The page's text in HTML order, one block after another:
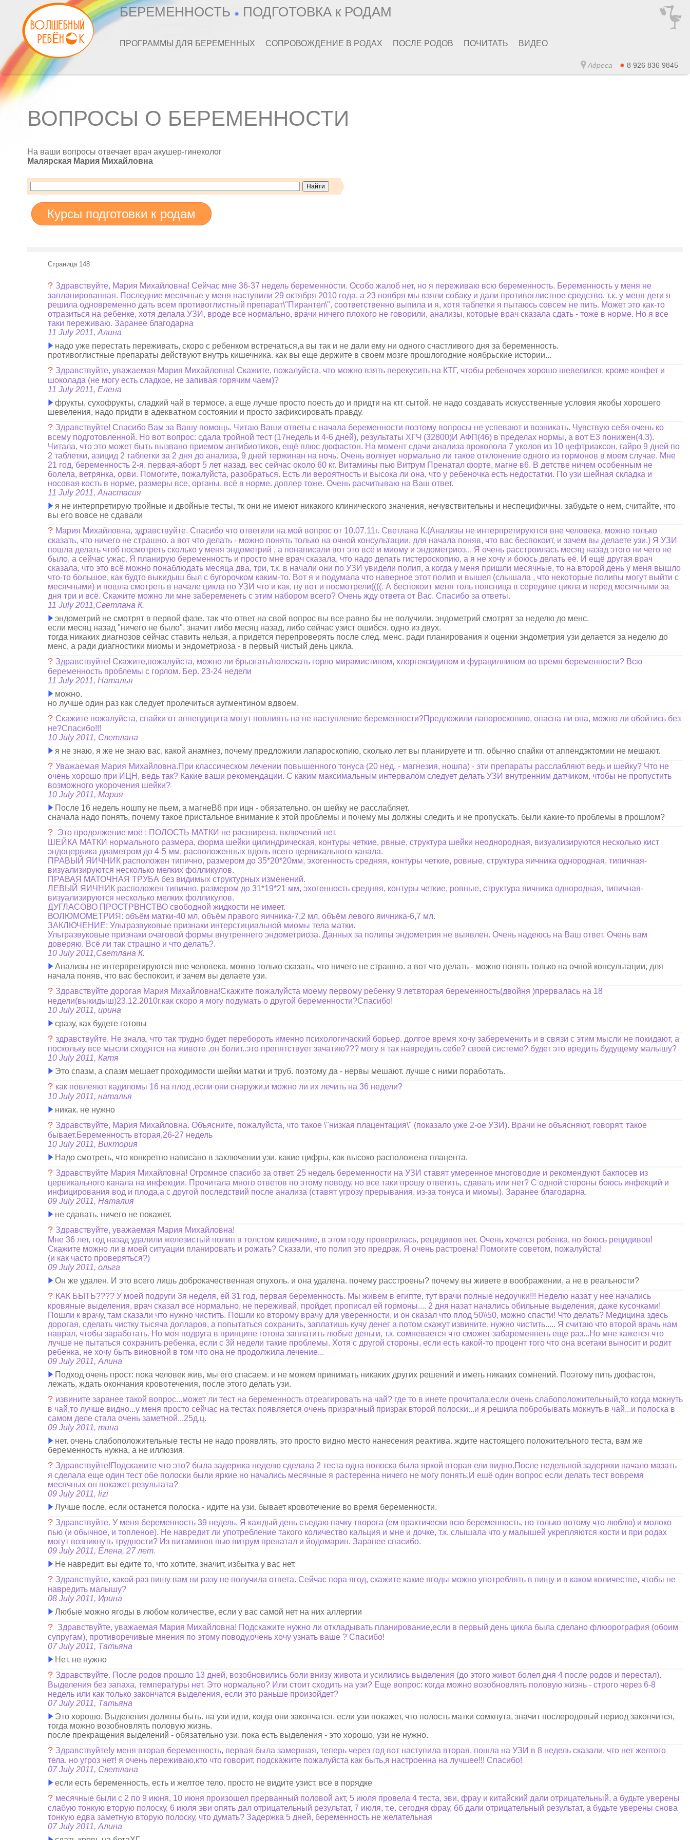
БЕРЕМЕННОСТЬ ПОДГОТОВКА к РОДАМ
ПРОГРАММЫ ДЛЯ БЕРЕМЕННЫХ СОПРОВОЖДЕНИЕ В РОДАХ ПОСЛЕ РОДОВ ПОЧИТАТЬ ВИДЕО
Адреса 8 926 836 9845
ВОПРОСЫ О БЕРЕМЕННОСТИ
На ваши вопросы отвечает врач акушер-гинеколог
Малярская Мария Михайловна
Курсы подготовки к родам
Страница 148
? Здравствуйте, Мария Михайловна! Сейчас мне 36-37 недель беременности. Особо жалоб нет, но я переживаю всю беременность. Беременность у меня не
запланированная. Последние месячные у меня наступили 29 октября 2010 года, а 23 ноября мы взяли собаку и дали противоглистное средство, т.к. у меня дети я
решила одновременно дать всем противоглистный препарат\"Пирантел\", соответственно выпила и я, хотя таблетки я пытаюсь совсем не пить. Может это как-то
отразиться на ребенке, хотя делала УЗИ, вроде все нормально, врачи ничего плохого не говорили, анализы, которые врач сказала сдать - тоже в норме. Но я все
таки переживаю. Заранее благодарна
11 July 2011, Алина
надо уже перестать переживать, скоро с ребенком встречаться,а вы так и не дали ему ни одного счастливого дня за беременность.
противоглистные препараты действуют внутрь кишечника. как вы еще держите в своем мозге прошлогодние ноябрьские истории...
? Здравствуйте, уважаемая Мария Михайловна! Скажите, пожалуйста, что можно взять перекусить на КТГ, чтобы ребеночек хорошо шевелился, кроме конфет и
шоколада (не могу есть сладкое, не запивая горячим чаем)?
11 July 2011, Елена
фрукты, сухофрукты, сладкий чай в термосе. а еще лучше просто поесть до и придти на ктг сытой. не надо создавать искусственные условия якобы хорошего
шевеления, надо придти в адекватном состоянии и просто зафиксировать правду.
? Здравствуйте! Спасибо Вам за Вашу помощь. Читаю Ваши ответы с начала беременности поэтому вопросы не успевают и возникать. Чувствую себя очень ко
всему подготовленной. Но вот вопрос: сдала тройной тест (17недель и 4-6 дней), результаты ХГЧ (32800)И АФП(46) в пределах нормы, а вот Е3 понижен(4.3).
Читала, что это может быть вызвано приемом антибиотиков, ещё плюс дюфастон. На момент сдачи анализа проколола 7 уколов из 10 цефтриаксон, гайро 9 дней по
2 таблетки, азицид 2 таблетки за 2 дня до анализа, 9 дней тержинан на ночь. Очень волнует нормально ли такое отклонение одного из гормонов в моем случае. Мне
21 год, беременность 2-я. первая-аборт 5 лет назад. вес сейчас около 60 кг. Витамины пью Витрум Пренатал форте, магне в6. В детстве ничем особенным не
болела, ветрянка, орви. Помогите, пожалуйста, разобраться. Есть ли вероятность и высока ли она, что у ребеночка есть недостатки. По узи шейная складка и
носовая кость в норме, размеры все, органы, всё в норме. доплер тоже. Очень расчитываю на Ваш ответ.
11 July 2011, Анастасия
я не интерпретирую тройные и двойные тесты, тк они не имеют никакого клинического значения, нечувствительны и неспецифичны. забудьте о нем, считайте, что
вы его вовсе не сдавали
? Мария Михайловна, здравствуйте. Спасибо что ответили на мой вопрос от 10.07.11г. Светлана К.(Анализы не интерпретируются вне человека. можно только
сказать, что ничего не страшно. а вот что делать - можно понять только на очной консультации, для начала поняв, что вас беспокоит, и зачем вы делаете узи.) Я УЗИ
пошла делать чтоб посмотреть сколько у меня эндометрий , а понаписали вот это всё и миому и эндометриоз... Я очень расстроилась месяц назад этого ни чего не
было, а сейчас ужас. Я планирую беременность и просто мне врач сказала, что надо делать гистероскопию, а я не хочу и боюсь делать её. И ещё другая врач
сказала, что это всё можно понаблюдать месяца два, три, т.к. в начали они по УЗИ увидели полип, а когда у меня пришли месячные, то на второй день у меня вышло
что-то большое, как будто выкидыш был с бугорочком каким-то. Вот я и подумала что наверное этот полип и вышел (слышала , что некоторые полипы могут выйти с
месячными) и пошла смотреть в начале цикла по УЗИ что и как, ну вот и посмотрели((((. А беспокоит меня толь поясница в середине цикла и перед месячными за
дня три и всё. Скажите можно ли мне забеременеть с этим набором всего? Очень жду ответа от Вас. Спасибо за ответы.
11 July 2011,Светлана К.
эндометрий не смотрят в первой фазе. так что ответ на свой вопрос вы все равно бы не получили. эндометрий смотрят за неделю до менс.
если месяц назад "ничего не было", значит либо месяц назад, либо сейчас узист ошибся. одно из двух.
тогда никаких диагнозов сейчас ставить нельзя, а придется перепроверять после след. менс. ради планирования и оценки эндометрия узи делается за неделю до
менс, а ради диагностики миомы и эндометриоза - в первый чистый день цикла.
? Здравствуйте! Скажите,пожалуйста, можно ли брызгать/полоскать горло мирамистином, хлоргексидином и фурациллином во время беременности? Всю
беременность проблемы с горлом. Бер. 23-24 недели
11 July 2011, Наталья
можно.
но лучше один раз как следует пролечиться аугментином вдвоем.
?Скажите пожалуйста, спайки от аппендицита могут повлиять на не наступление беременности?Предложили лапороскопию, опасна ли она, можно ли обойтись без
не?Спасибо!!!
10 July 2011, Светлана
я не знаю, я же не знаю вас, какой анамнез, почему предложили лапароскопию, сколько лет вы планируете и тп. обычно спайки от аппендэктомии не мешают.
?Уважаемая Мария Михайловна.При классическом лечении повышенного тонуса (20 нед. - магнезия, ношпа) - эти препараты расслабляют ведь и шейку? Что не
очень хорошо при ИЦН, ведь так? Какие ваши рекомендации. С каким максимальным интервалом следует делать УЗИ внутренним датчиком, чтобы не пропустить
возможного укорочения шейки?
10 July 2011, Мария
После 16 недель ношпу не пьем, а магнеВ6 при ицн - обязательно. он шейку не расслабляет.
сначала надо понять, почему такое пристальное внимание к этой проблемы и почему мы должны следить и не пропускать. были какие-то проблемы в прошлом?
? Это продолжение моё : ПОЛОСТЬ МАТКИ не расширена, включений нет.
ШЕЙКА МАТКИ нормального размера, форма шейки цилиндрическая, контуры четкие, рвные, структура шейки неоднородная, визуализируются несколько кист
эндоцервика диаметром до 4-5 мм, расположенных вдоль всего цервикального канала.
ПРАВЫЙ ЯИЧНИК расположен типично, размером до 35*20*20мм, эхогенность средняя, контуры четкие, ровные, структура яичника однородная, типичная-
визуализируются несколько мелких фолликулов.
ПРАВАЯ МАТОЧНАЯ ТРУБА без видимых структурных изменений.
ЛЕВЫЙ ЯИЧНИК расположен типично, размером до 31*19*21 мм, эхогенность средняя, контуры четкие, ровные, структура яичника однородная, типичная-
визуализируются несколько мелких фолликулов.
ДУГЛАСОВО ПРОСТРВНСТВО свободной жидкости не имеет.
ВОЛЮМОМЕТРИЯ: объём матки-40 мл, объём правого яичника-7,2 мл, объём левого яичника-6,7 мл.
ЗАКЛЮЧЕНИЕ: Ультразвуковые признаки интерстициальной миомы тела матки.
Ультразвуковые признаки очаговой формы внутреннего эндометриоза. Данных за полипы эндометрия не выявлен. Очень надеюсь на Ваш ответ. Очень вам
доверяю. Всё ли так страшно и что делать?.
10 July 2011,Светлана К.
Анализы не интерпретируются вне человека. можно только сказать, что ничего не страшно. а вот что делать - можно понять только на очной консультации, для
начала поняв, что вас беспокоит, и зачем вы делаете узи.
? Здравствуйте дорогая Мария Михайловна!Скажите пожалуйста моему первому ребенку 9 лет.вторая беременность(двойня )прервалась на 18
недели(выкидыш)23.12.2010г.как скоро я могу подумать о другой беременности?Спасибо!
10 July 2011, ирина
сразу, как будете готовы
?здравствуйте. Не знала, что так трудно будет перебороть именно психологичаский борьер. долгое время хочу забеременить и в связи с этим мысли не покидают, а
поскольку все мысли сходятся на животе ,он болит..это препятствует зачатию??? могу я так навредить себе? своей системе? будет это вредить будущему малышу?
10 July 2011, Катя
Это спазм, а спазм мешает проходимости шейки матки и труб. поэтому да - нервы мешают. лучше с ними поработать.
? как повлеяют кадиломы 16 на плод ,если они снаружи,и можно ли их лечить на 36 недели?
10 July 2011, наталья
никак. не нужно
? Здравствуйте, Мария Михайловна. Объясните, пожалуйста, что такое \"низкая плацентация\" (показало уже 2-ое УЗИ). Врачи не объясняют, говорят, такое
бывает.Беременность вторая,26-27 недель
10 July 2011, Виктория
Надо смотреть, что конкретно написано в заключении узи. какие цифры, как высоко расположена плацента.
? Здравствуйте Мария Михайловна! Огромное спасибо за ответ. 25 недель беременности на УЗИ ставят умеренное многоводие и рекомендуют бакпосев из
цервикального канала на инфекции. Прочитала много ответов по этому поводу, но все таки прошу ответить, сдавать или нет? С одной стороны боюсь инфекций и
инфицирования вод и плода,а с другой последствий после анализа (ставят угрозу прерывания, из-за тонуса и миомы). Заранее благодарна.
09 July 2011, Наталия
не сдавать. ничего не покажет.
? Здравствуйте, уважаемая Мария Михайловна!
Мне 36 лет, год назад удалили железистый полип в толстом кишечнике, в этом году проверилась, рецидивов нет. Очень хочется ребенка, но боюсь рецидивов!
Скажите можно ли в моей ситуации планировать и рожать? Сказали, что полип это предрак. Я очень растроена! Помогите советом, пожалуйста!
(и как часто проверяться?)
09 July 2011, ольга
Он же удален. И это всего лишь доброкачественная опухоль. и она удалена. почему расстроены? почему вы живете в воображении, а не в реальности?
? КАК БЫТЬ???? У моей подруги 3я неделя, ей 31 год, первая беременность. Мы живем в египте, тут врачи полные недоучки!!! Неделю назат у нее начались
кровяные выделения, врач сказал все нормально, не переживай, пройдет, прописал ей гормоны.... 2 дня назат начались обильные выделения, даже кусочками!
Пошли к врачу, там сказали что нужно чистить. Пошли ко второму врачу для уверенности, и он сказал что плод 50\\50, можно спасти! Что делать? Медицина здесь
дорогая, сделать чистку тысяча долларов, а попытаться сохранить, заплатишь кучу денег а потом скажут извините, нужно чистить..... Я считаю что второй врачь нам
наврал, чтобы заработать. Но моя подруга в принципе готова заплатить любые деньги, т.к. сомневается что сможет забаременнеть еще раз...Но мне кажется что
лучше не пытаться сохранить ребенка, если с 3й недели такие проблемы. Хотя с другой стороны, если есть какой-то процент того что она всетаки выносит и родит
ребенка, не хочу быть виновной в том что она не продолжила лечение...
09 July 2011, Алина
Подход очень прост: пока человек жив, мы его спасаем. и не можем принимать никаких других решений и иметь никаких сомнений. Поэтому пить дюфастон,
лежать, ждать окончания кровотечения, после этого делать узи.
? извините заранее такой вопрос...может ли тест на беременность отреагировать на чай? где то в инете прочитала,если очень слабоположительный,то когда мокнуть
в чай,то лучше видно...у меня просто сейчас на тестах появляется очень призрачный призрак второй полоски...и я решила побробывать мокнуть в чай...и полоска в
самом деле стала очень заметной...25д.ц.
09 July 2011, тина
нет. очень слабоположительные тесты не надо проявлять, это просто видно место нанесения реактива. ждите настоящего положительного теста, вам же
беременность нужна, а не иллюзия.
? Здравствуйте!Подскажите что это? была задержка неделю сделала 2 теста одна полоска была яркой вторая ели видно.После недельной задержки начало мазать
я сделала еще один тест обе полоски были яркие но начались месячные я растеренна ничего не могу понять.И ешё один вопрос если делать тест вовремя
месячных он покажет результата?
09 July 2011, lizi
Лучше после. если останется полоска - идите на узи. бывает кровотечение во время беременности.
? Здравствуйте. У меня беременность 39 недель. Я каждый день съедаю пачку творога (ем практически всю беременность, но только потому что люблю) и молоко
пью (и обычное, и топленое). Не навредит ли употребление такого количество кальция и мне и дочке, т.к. слышала что у малышей укрепляются кости и при родах
могут возникнуть трудности? Из витаминов пью витрум пренатал и йодомарин. Заранее спасибо.
09 July 2011, Елена, 27 лет.
Не навредит. вы едите то, что хотите, значит, избытка у вас нет.
? Здравствуйте, какой раз пишу вам ни разу не получила ответа. Сейчас пора ягод, скажите какие ягоды можно употреблять в пищу и в каком количестве, чтобы не
навредить малышу?
08 July 2011, Ирина
Любые можно ягоды в любом количестве, если у вас самой нет на них аллергии
? Здравствуйте, уважаемая Мария Михайловна! Подскажите нужно ли откладывать планирование,если в первый день цикла была сделано флюорография (обоим
супругам), противоречивые мнения по этому поводу,очень хочу узнать ваше ? Спасибо!
07 July 2011, Татьяна
Нет, не нужно
? Здравствуйте. После родов прошло 13 дней, возобновились боли внизу живота и усилились выделения (до этого живот болел дня 4 после родов и перестал).
Выделения без запаха, температуры нет. Это нормально? Или стоит сходить на узи? Еще вопрос: когда можно возобновлять половую жизнь - строго через 6-8
недель или как только закончатся выделения, если это раньше произойдет?
07 July 2011, Татьяна
Это хорошо. Выделения должны быть. на узи идти, когда они закончатся. если узи покажет, что полость матки сомкнута, значит послеродовый период закончится,
тогда можно возобновлять половую жизнь.
после прекращения выделений - обязательно узи. пока есть выделения - это хорошо, узи не нужно.
? Здравствуйте!у меня вторая беременность, первая была замершая, теперь через год вот наступила вторая, пошла на УЗИ в 8 недель сказали, что нет желтого
тела, но угроз нет! я очень переживаю,кто что говорит, подскажите пожалуйста как быть,я настроенна на лучшее!!! Спасибо!
07 July 2011, Светлана
если есть беременность, есть и желтое тело. просто не видите узист. все в порядке
? месячные были с 2 по 9 июня, 10 июня произошел прерванный половой акт, 5 июля провела 4 теста, эви, фрау и китайский дали отрицательный, а будьте уверены
слабую тонкую вторую полоску, 6 июля эви опять дал отрицательный результат, 7 июля, т.е. сегодня фрау, бб дали отрицательный результат, а будьте уверены снова
тонкую едва заметную вторую полоску, что думать? Задержка 5 дней, беременность не желательная
07 July 2011, Алина